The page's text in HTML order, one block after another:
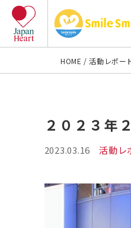
HOME 活動レポー
２０２３年
2023.03.16 活動レ